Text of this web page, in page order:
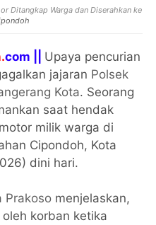
Ditangkap Warga dan Diserahkan ke
com || Upaya pencurian
jajaran Polsek
Kota. Seorang
saat hendak
milik warga di
Cipondoh, Kota
dini hari.
Prakoso menjelaskan,
korban ketika